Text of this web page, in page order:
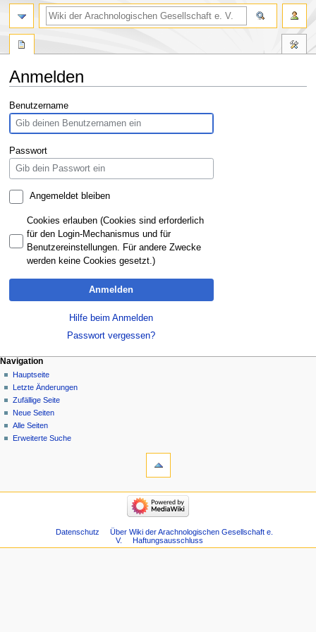
Anmelden
Zur
Navigation
springen
Zur
Suche
springen
Benutzername
Passwort
Angemeldet bleiben
Cookies erlauben (Cookies sind erforderlich
für den Login-Mechanismus und für
Benutzereinstellungen. Für andere Zwecke
werden keine Cookies gesetzt.)
Anmelden
Hilfe beim Anmelden
Passwort vergessen?
Navigation
Hauptseite
Letzte Änderungen
Zufällige Seite
Neue Seiten
Alle Seiten
Erweiterte Suche
Datenschutz
Über Wiki der Arachnologischen Gesellschaft e.
V.
Haftungsausschluss